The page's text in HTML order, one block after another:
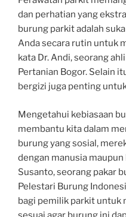
dan perhatian yang
burung parkit adalah
Anda secara rutin untuk
kata Dr. Andi, seorang
Pertanian Bogor. Selain
bergizi juga penting
Mengetahui kebiasaan
membantu kita dalam
burung yang sosial,
dengan manusia maupun
Susanto, seorang pakar
Pelestari Burung
bagi pemilik parkit untuk